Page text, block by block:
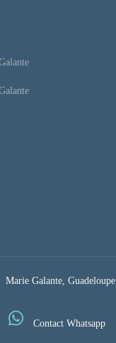
Marie Galante, Guadeloupe
Contact Whatsapp